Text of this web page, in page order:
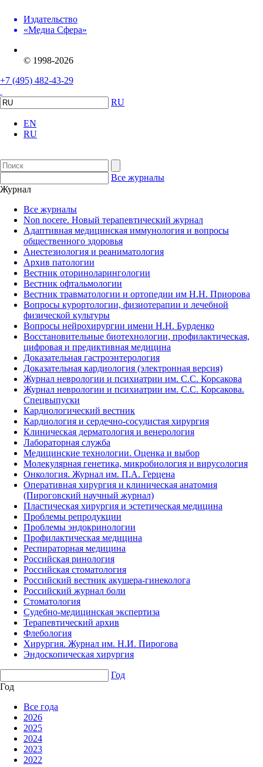
Издательство
«Медиа Сфера»
© 1998-2026
+7 (495) 482-43-29
RU
EN
RU
Все журналы
Журнал
Все журналы
Non nocere. Новый терапевтический журнал
Адаптивная медицинская иммунология и вопросы
общественного здоровья
Анестезиология и реаниматология
Архив патологии
Вестник оториноларингологии
Вестник офтальмологии
Вестник травматологии и ортопедии им Н.Н. Приорова
Вопросы курортологии, физиотерапии и лечебной
физической культуры
Вопросы нейрохирургии имени Н.Н. Бурденко
Восстановительные биотехнологии, профилактическая,
цифровая и предиктивная медицина
Доказательная гастроэнтерология
Доказательная кардиология (электронная версия)
Журнал неврологии и психиатрии им. С.С. Корсакова
Журнал неврологии и психиатрии им. С.С. Корсакова.
Спецвыпуски
Кардиологический вестник
Кардиология и сердечно-сосудистая хирургия
Клиническая дерматология и венерология
Лабораторная служба
Медицинские технологии. Оценка и выбор
Молекулярная генетика, микробиология и вирусология
Онкология. Журнал им. П.А. Герцена
Оперативная хирургия и клиническая анатомия
(Пироговский научный журнал)
Пластическая хирургия и эстетическая медицина
Проблемы репродукции
Проблемы эндокринологии
Профилактическая медицина
Респираторная медицина
Российская ринология
Российская стоматология
Российский вестник акушера-гинеколога
Российский журнал боли
Стоматология
Судебно-медицинская экспертиза
Терапевтический архив
Флебология
Хирургия. Журнал им. Н.И. Пирогова
Эндоскопическая хирургия
Год
Год
Все года
2026
2025
2024
2023
2022